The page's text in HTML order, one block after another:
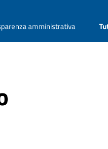
amministrativa